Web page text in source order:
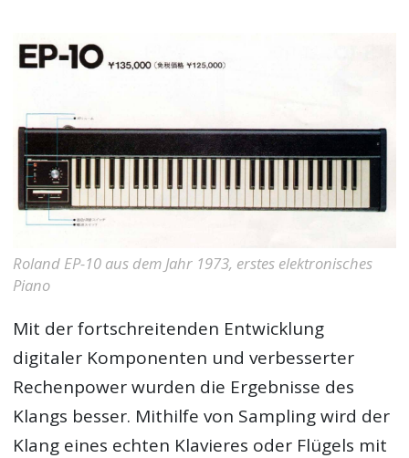
Roland EP-10 aus dem Jahr 1973, erstes elektronisches
Piano
Mit der fortschreitenden Entwicklung
digitaler Komponenten und verbesserter
Rechenpower wurden die Ergebnisse des
Klangs besser. Mithilfe von Sampling wird der
Klang eines echten Klavieres oder Flügels mit